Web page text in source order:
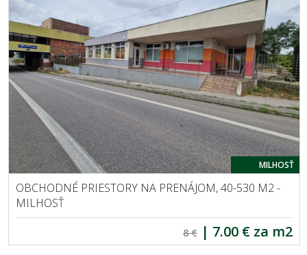
MILHOSŤ
OBCHODNÉ PRIESTORY NA PRENÁJOM, 40-530 M2 -
MILHOSŤ
8 € | 7.00 € za m2